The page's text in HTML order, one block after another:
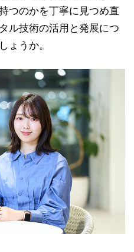
つのかを丁寧に見つめ直
ル技術の活用と発展につ
ょうか。